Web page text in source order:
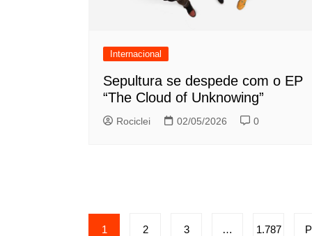
Internacional
Sepultura se despede com o EP
“The Cloud of Unknowing”
Rociclei 02/05/2026 0
Paginação
1 2 3 … 1.787